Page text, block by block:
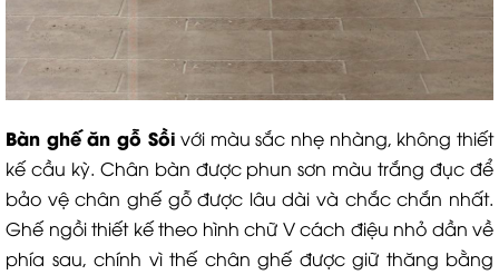
Bàn ghế ăn gỗ Sồi với màu sắc nhẹ nhàng, không thiết
kế cầu kỳ. Chân bàn được phun sơn màu trắng đục để
bảo vệ chân ghế gỗ được lâu dài và chắc chắn nhất.
Ghế ngồi thiết kế theo hình chữ V cách điệu nhỏ dần về
phía sau, chính vì thế chân ghế được giữ thăng bằng